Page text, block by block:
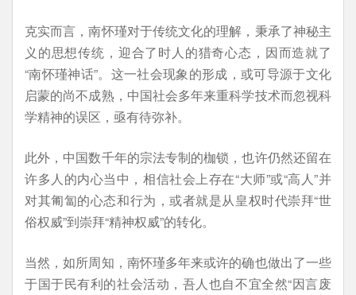
克实而言，南怀瑾对于传统文化的理解，秉承了神秘主
义的思想传统，迎合了时人的猎奇心态，因而造就了
“南怀瑾神话”。这一社会现象的形成，或可导源于文化
启蒙的尚不成熟，中国社会多年来重科学技术而忽视科
学精神的误区，亟有待弥补。
此外，中国数千年的宗法专制的枷锁，也许仍然还留在
许多人的内心当中，相信社会上存在“大师”或“高人”并
对其匍匐的心态和行为，或者就是从皇权时代崇拜“世
俗权威”到崇拜“精神权威”的转化。
当然，如所周知，南怀瑾多年来或许的确也做出了一些
于国于民有利的社会活动，吾人也自不宜全然“因言废